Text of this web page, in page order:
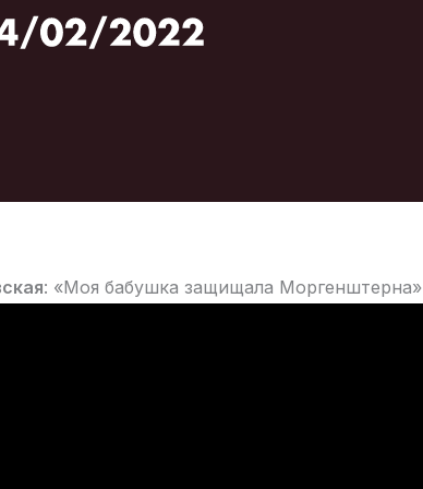
: «Моя бабушка защищала Моргенштерна»